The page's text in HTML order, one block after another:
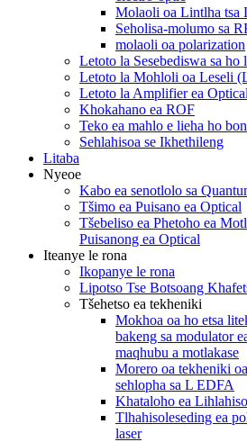
Molaoli oa Lintlha tsa
Seholisa-molumo sa
molaoli oa polarization
Letoto la Sesebediswa sa ho
Letoto la Mohloli oa Leseli
Letoto la Amplifier ea Optical
Khokahano ea ROF
Teko ea mahlo e lieha ho
Sehlahisoa se Ikhethileng
Litaba
Nyeoe
Kabo ea senotlolo sa
Tšimo ea Puisano ea Optical
Tšebeliso ea Phetoho ea
Puisanong ea Optical
Iteanye le rona
Ikopanye le rona
Lipotso Tse Botsoang
Tšehetso ea tekheniki
Mokhoa oa ho etsa
bakeng sa modulator
maqhubu a motlakase
Morero oa tekheniki
sehlopha sa L EDFA
Khataloho ea
Tlhahisoleseding ea
laser